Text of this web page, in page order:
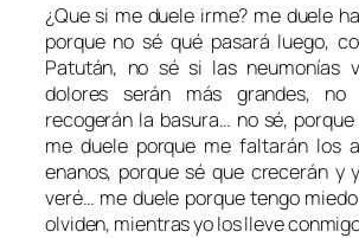
¿Que si me duele irme? me duele
porque no sé qué pasará luego,
Patután, no sé si las neumonías
dolores serán más grandes,
recogerán la basura… no sé,
me duele porque me faltarán los
enanos, porque sé que crecerán y
veré… me duele porque tengo
olviden, mientras yo los lleve